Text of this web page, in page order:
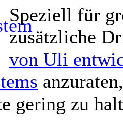
Speziell für
zusätzliche
von Uli
gering zu